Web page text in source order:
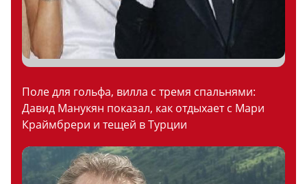
Поле для гольфа, вилла с тремя спальнями:
Давид Манукян показал, как отдыхает с Мари
Краймбрери и тещей в Турции